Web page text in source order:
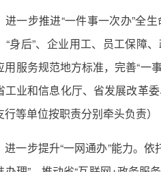
进一步推进“一件事一次办”
“身后”、企业用工、员工保障
用服务规范地方标准，完善“一
工业和信息化厅、省发展改革
等单位按职责分别牵头负责）
进一步提升“一网通办”能力。